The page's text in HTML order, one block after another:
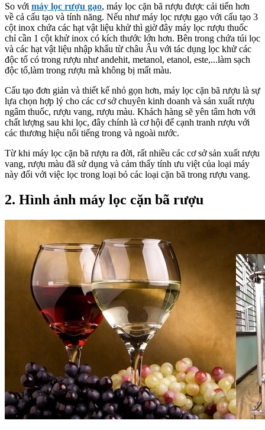
So với máy lọc rượu gạo, máy lọc cặn bã rượu được cải tiến hơn
về cả cấu tạo và tính năng. Nếu như máy lọc rượu gạo với cấu tạo 3
cột inox chứa các hạt vật liệu khử thì giờ đây máy lọc rượu thuốc
chỉ cần 1 cột khử inox có kích thước lớn hơn. Bên trong chứa túi lọc
và các hạt vật liệu nhập khẩu từ châu Âu với tác dụng lọc khử các
độc tố có trong rượu như andehit, metanol, etanol, este,...làm sạch
độc tố,làm trong rượu mà không bị mất màu.
Cấu tạo đơn giản và thiết kế nhỏ gọn hơn, máy lọc cặn bã rượu là sự
lựa chọn hợp lý cho các cơ sở chuyên kinh doanh và sản xuất rượu
ngâm thuốc, rượu vang, rượu màu. Khách hàng sẽ yên tâm hơn với
chất lượng sau khi lọc, đây chính là cơ hội để cạnh tranh rượu với
các thương hiệu nổi tiếng trong và ngoài nước.
Từ khi máy lọc cặn bã rượu ra đời, rất nhiều các cơ sở sản xuất rượu
vang, rượu màu đã sử dụng và cảm thấy tính ưu việt của loại máy
này đối với việc lọc trong loại bỏ các loại cặn bã trong rượu vang.
2. Hình ảnh máy lọc cặn bã rượu